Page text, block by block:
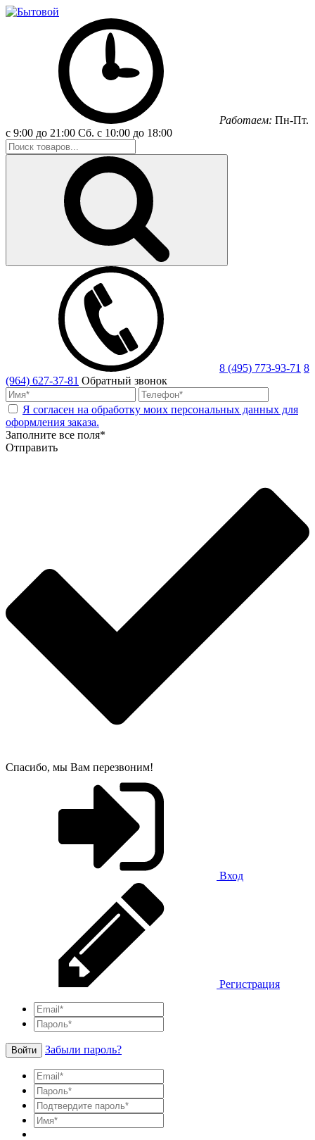
Работаем: Пн-Пт.
с 9:00 до 21:00 Сб. с 10:00 до 18:00
8 (495) 773-93-71 8
(964) 627-37-81 Обратный звонок
Я согласен на обработку моих персональных данных для
оформления заказа.
Заполните все поля*
Отправить
Спасибо, мы Вам перезвоним!
Вход
Регистрация
Войти Забыли пароль?